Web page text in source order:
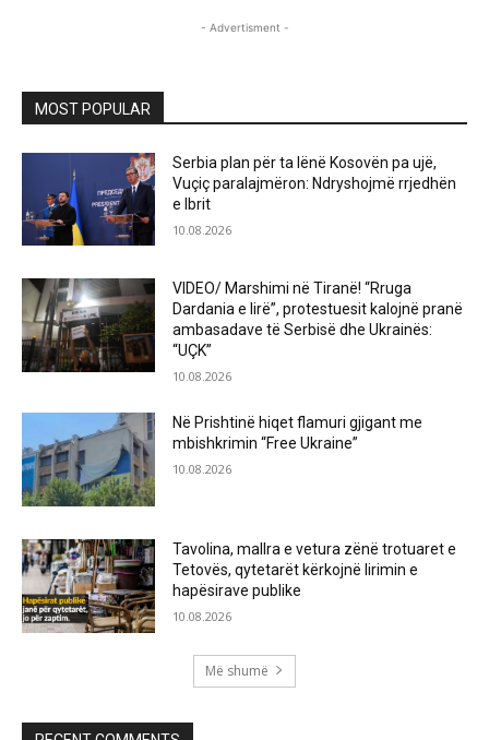
- Advertisment -
MOST POPULAR
Serbia plan për ta lënë Kosovën pa ujë,
Vuçiç paralajmëron: Ndryshojmë rrjedhën
e Ibrit
10.08.2026
VIDEO/ Marshimi në Tiranë! “Rruga
Dardania e lirë”, protestuesit kalojnë pranë
ambasadave të Serbisë dhe Ukrainës:
“UÇK”
10.08.2026
Në Prishtinë hiqet flamuri gjigant me
mbishkrimin “Free Ukraine”
10.08.2026
Tavolina, mallra e vetura zënë trotuaret e
Tetovës, qytetarët kërkojnë lirimin e
hapësirave publike
10.08.2026
Më shumë